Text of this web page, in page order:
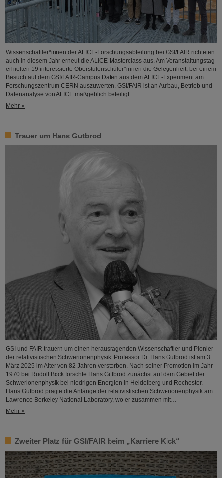
Wissenschaftler*innen der ALICE-Forschungsabteilung bei GSI/FAIR richteten
auch in diesem Jahr erneut die ALICE-Masterclass aus. Am Veranstaltungstag
erhielten 19 interessierte Oberstufenschüler*innen die Gelegenheit, bei einem
Besuch auf dem GSI/FAIR-Campus Daten aus dem ALICE-Experiment am
Forschungszentrum CERN auszuwerten. GSI/FAIR ist an Aufbau, Betrieb und
Datenanalyse von ALICE maßgeblich beteiligt.
Mehr »
Trauer um Hans Gutbrod
GSI und FAIR trauern um einen herausragenden Wissenschaftler und Pionier
der relativistischen Schwerionenphysik. Professor Dr. Hans Gutbrod ist am 3.
März 2025 im Alter von 82 Jahren verstorben. Nach seiner Promotion im Jahr
1970 bei Rudolf Bock forschte Hans Gutbrod zunächst auf dem Gebiet der
Schwerionenphysik bei niedrigen Energien in Heidelberg und Rochester.
Hans Gutbrod prägte die Anfänge der relativistischen Schwerionenphysik am
Lawrence Berkeley National Laboratory, wo er zusammen mit…
Mehr »
Zweiter Platz für GSI/FAIR beim „Karriere Kick“